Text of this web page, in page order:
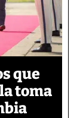
que
toma